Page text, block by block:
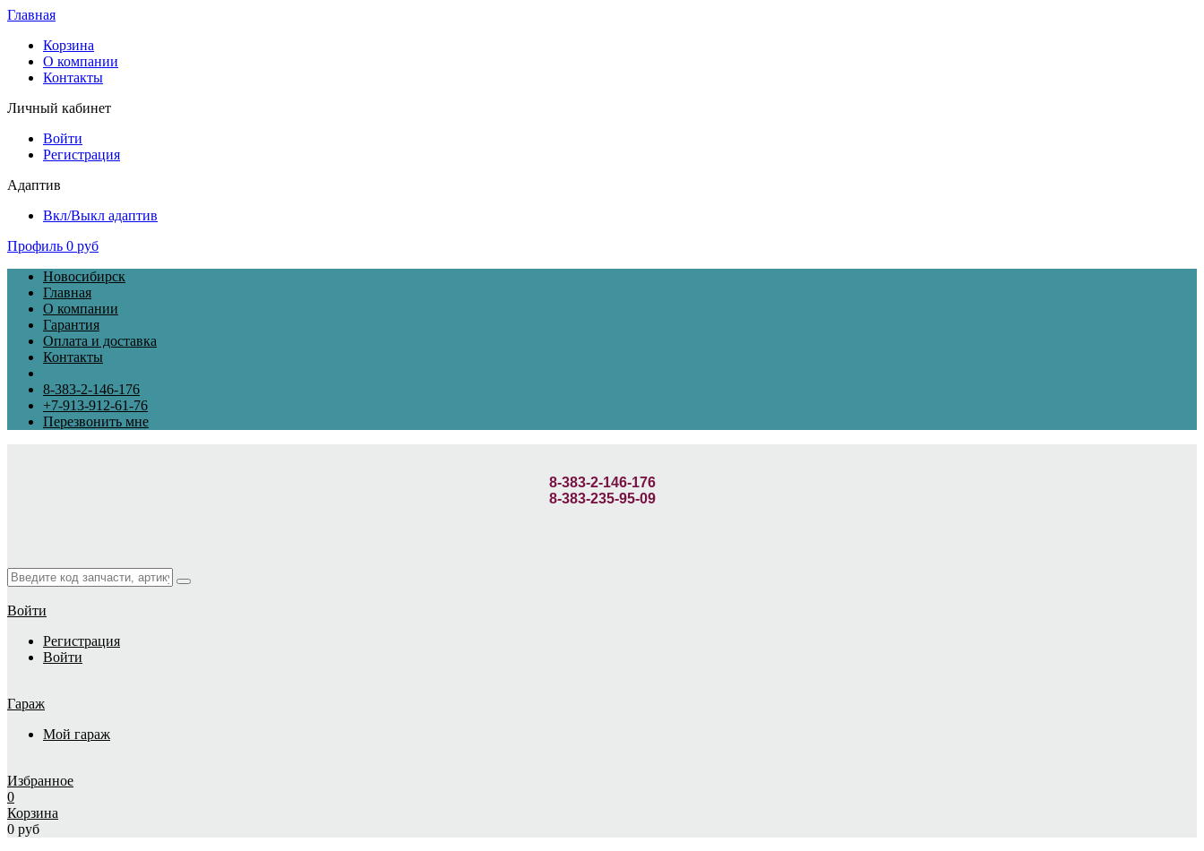
Главная
Корзина
О компании
Контакты
Личный кабинет
Войти
Регистрация
Адаптив
Вкл/Выкл адаптив
Профиль 0 руб
Новосибирск
Главная
О компании
Гарантия
Оплата и доставка
Контакты
8-383-2-146-176
+7-913-912-61-76
Перезвонить мне
8-383-2-146-176
8-383-235-95-09
Войти
Регистрация
Войти
Гараж
Мой гараж
Избранное
0
Корзина
0 руб